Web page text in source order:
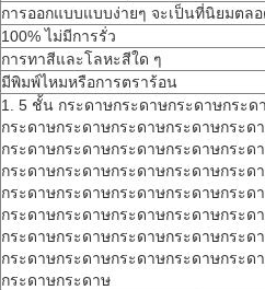
การออกแบบแบบง่ายๆ จะเป็นที่นิยมตลอ
100% ไม่มีการรั่ว
การทาสีและโลหะสีใด ๆ
มีพิมพ์ไหมหรือการตราร้อน
1. 5 ชั้น กระดาษกระดาษกระดาษกระ
กระดาษกระดาษกระดาษกระดาษกระด
กระดาษกระดาษกระดาษกระดาษกระด
กระดาษกระดาษกระดาษกระดาษกระด
กระดาษกระดาษกระดาษกระดาษกระด
กระดาษกระดาษกระดาษกระดาษกระด
กระดาษกระดาษกระดาษกระดาษกระด
กระดาษกระดาษกระดาษกระดาษกระด
กระดาษกระดาษ